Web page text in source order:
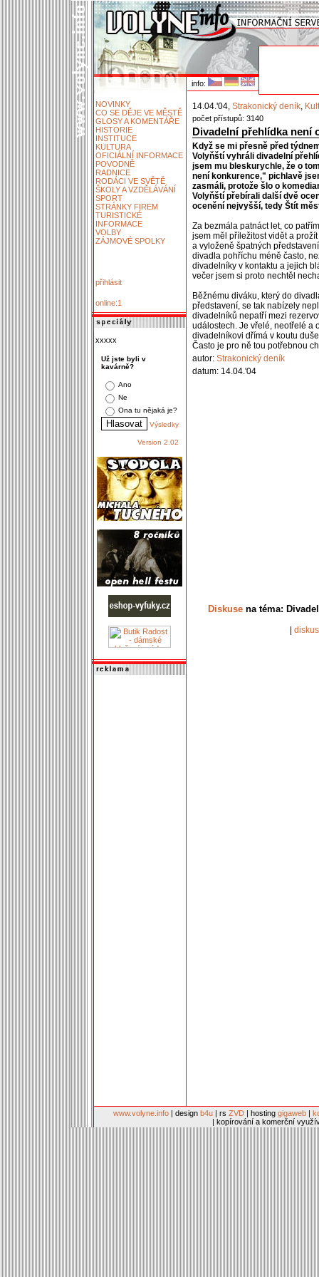
info:
NOVINKY
CO SE DĚJE VE MĚSTĚ
GLOSY A KOMENTÁŘE
HISTORIE
INSTITUCE
KULTURA
OFICIÁLNÍ INFORMACE
POVODNĚ
RADNICE
RODÁCI VE SVĚTĚ
ŠKOLY A VZDĚLÁVÁNÍ
SPORT
STRÁNKY FIREM
TURISTICKÉ
INFORMACE
VOLBY
ZÁJMOVÉ SPOLKY
přihlásit
online:1
xxxxx
Už jste byli v
kavárně?
Ano
Ne
Ona tu nějaká je?
Výsledky
Version 2.02
14.04.'04, Strakonický deník,
počet přístupů: 3140
Divadelní přehlídka není
Když se mi přesně před
Volyňští vyhráli divadelní
jsem mu bleskurychle, že o
není konkurence," pichlavě
zasmáli, protože šlo o
Volyňští přebírali další dvě
ocenění nejvyšší, tedy Štít
Za bezmála patnáct let, co
jsem měl příležitost vidět a
a vyloženě špatných
divadla pohříchu méně často,
divadelníky v kontaktu a jejich
večer jsem si proto nechtěl
Běžnému diváku, který do
představení, se tak nabízely
divadelníků nepatří mezi
událostech. Je vřelé, neotřelé a
divadelníkovi dřímá v koutu
Často je pro ně tou potřebnou
autor: Strakonický deník
datum: 14.04.'04
Diskusena téma:
www.volyne.info | design b4u | rs ZVD | hosting gigaweb |
| kopírování a komerční